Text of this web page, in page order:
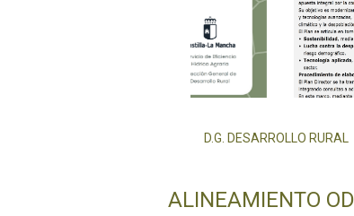
D.G. DESARROLLO RURAL
ALINEAMIENTO